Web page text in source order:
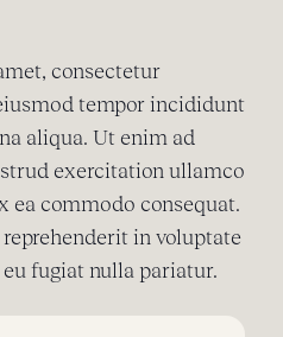
consectetur
tempor incididunt
aliqua. Ut enim ad
exercitation ullamco
ea commodo consequat.
in voluptate
fugiat nulla pariatur.